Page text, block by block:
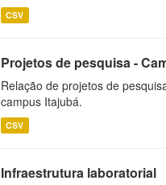
CSV
Projetos de pesquisa -
Relação de projetos de
campus Itajubá.
CSV
Infraestrutura laboratorial